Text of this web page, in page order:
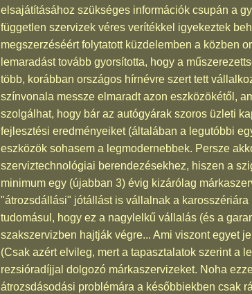
elsajátításához szükséges információk csupán a
független szervizek véres verítékkel igyekeztek
megszerzéséért folytatott küzdelemben a közben
lemaradást tovább gyorsította, hogy a
több, korábban országos hírnévre szert tett
színvonala messze elmaradt azon eszközökétől,
szolgálhat, hogy bár az autógyárak szoros üzleti
fejlesztési eredményeiket (általában a legutóbbi
eszközök sohasem a legmodernebbek. Persze
szerviztechnológiai berendezésekhez, hiszen a
minimum egy (újabban 3) évig kizárólag
"átrozsdállási" jótállást is vállalnak a
tudomásul, hogy ez a nagylelkű vállalás (és a
szakszervizben hajtják végre... Ami viszont egyet
(Csak azért elvileg, mert a tapasztalatok szerint a
rezsióradíjjal dolgozó márkaszervizeket. Noha
átrozsdásodási problémára a későbbiekben csak